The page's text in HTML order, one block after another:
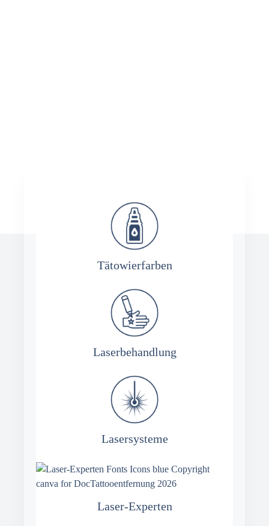
Tätowierfarben
Laserbehandlung
Lasersysteme
Laser-Experten